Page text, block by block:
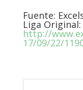
Fuente:
Liga Original:
http://
17/09/22/